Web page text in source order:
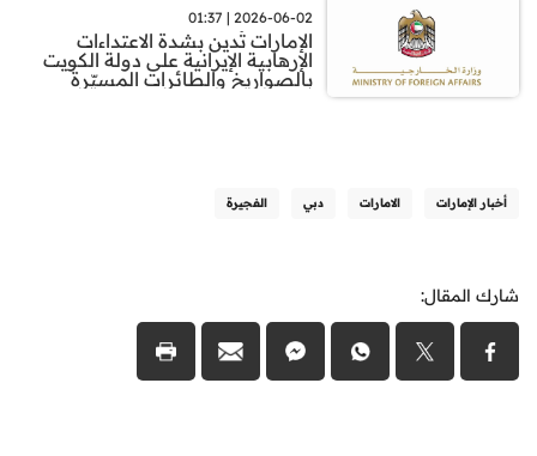
2026-06-02 | 01:37
الإمارات تُدين بشدة الاعتداءات
الإرهابية الإيرانية على دولة الكويت
بالصواريخ والطائرات المسيّرة
أخبار الإمارات الامارات دبي الفجيرة
شارك المقال: